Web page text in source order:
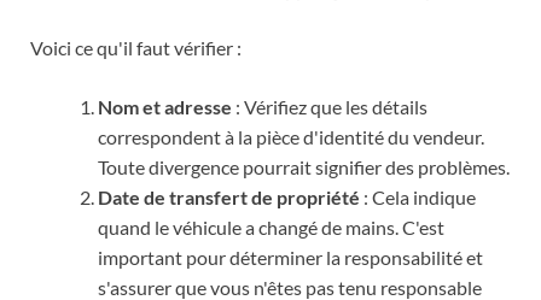
Voici ce qu'il faut vérifier :
Nom et adresse : Vérifiez que les détails
correspondent à la pièce d'identité du vendeur.
Toute divergence pourrait signifier des problèmes.
Date de transfert de propriété : Cela indique
quand le véhicule a changé de mains. C'est
important pour déterminer la responsabilité et
s'assurer que vous n'êtes pas tenu responsable